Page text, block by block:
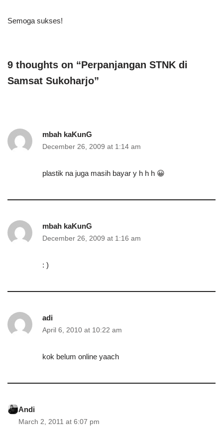
Semoga sukses!
9 thoughts on “Perpanjangan STNK di
Samsat Sukoharjo”
mbah kaKunG
December 26, 2009 at 1:14 am
plastik na juga masih bayar y h h h 😀
mbah kaKunG
December 26, 2009 at 1:16 am
: )
adi
April 6, 2010 at 10:22 am
kok belum online yaach
Andi
March 2, 2011 at 6:07 pm